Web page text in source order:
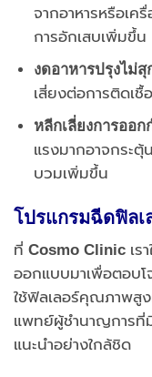
จากอาหารหรือเค
การอักเสบเพิ่มขึ้น
งดอาหารปรุงไม่สุ
เสี่ยงต่อการติดเชื้
หลีกเลี่ยงการออ
แรงมากอาจกระตุ้
บวมเพิ่มขึ้น
โปรแกรมฉีดฟิลเ
ที่ Cosmo Clinic เร
ออกแบบมาเพื่อตอบ
ใช้ฟิลเลอร์คุณภาพสู
แพทย์ผู้ชำนาญการที่
แนะนำอย่างใกล้ชิด